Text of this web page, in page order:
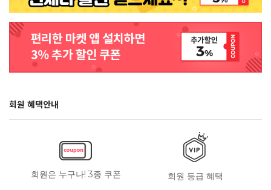
회원 혜택안내
회원은 누구나! 3종 쿠폰 회원 등급 혜택